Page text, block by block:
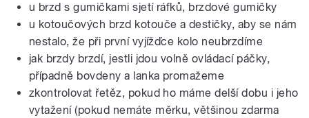
u brzd s gumičkami sjetí ráfků, brzdové gumičky
u kotoučových brzd kotouče a destičky, aby se nám
nestalo, že při první vyjížďce kolo neubrzdíme
jak brzdy brzdí, jestli jdou volně ovládací páčky,
případně bovdeny a lanka promažeme
zkontrolovat řetěz, pokud ho máme delší dobu i jeho
vytažení (pokud nemáte měrku, většinou zdarma